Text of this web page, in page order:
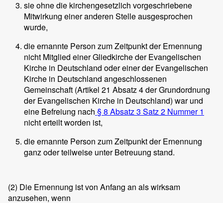
sie ohne die kirchengesetzlich vorgeschriebene
Mitwirkung einer anderen Stelle ausgesprochen
wurde,
die ernannte Person zum Zeitpunkt der Ernennung
nicht Mitglied einer Gliedkirche der Evangelischen
Kirche in Deutschland oder einer der Evangelischen
Kirche in Deutschland angeschlossenen
Gemeinschaft (Artikel 21 Absatz 4 der Grundordnung
der Evangelischen Kirche in Deutschland) war und
eine Befreiung nach § 8 Absatz 3 Satz 2 Nummer 1
nicht erteilt worden ist,
die ernannte Person zum Zeitpunkt der Ernennung
ganz oder teilweise unter Betreuung stand.
(2) Die Ernennung ist von Anfang an als wirksam
anzusehen, wenn